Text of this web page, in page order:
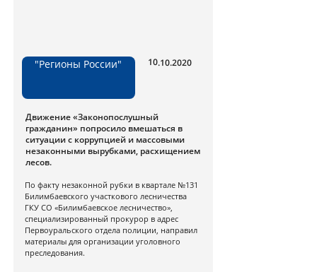
"Регионы России"
Движение «Законопослушный
гражданин» попросило вмешаться в
ситуации с коррупцией и массовыми
незаконными вырубками, расхищением
лесов.
По факту незаконной рубки в квартале №131
Билимбаевского участкового лесничества
ГКУ СО «Билимбаевское лесничество»,
специализированный прокурор в адрес
Первоуральского отдела полиции, направил
материалы для организации уголовного
преследования.
10.10.2020